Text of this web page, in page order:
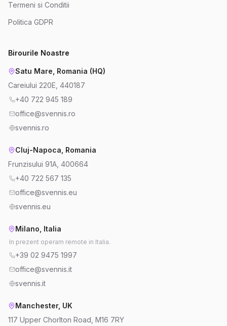
Termeni si Conditii
Politica GDPR
Birourile Noastre
Satu Mare, Romania (HQ)
Careiului 220E, 440187
+40 722 945 189
office@svennis.ro
svennis.ro
Cluj-Napoca, Romania
Frunzisului 91A, 400664
+40 722 567 135
office@svennis.eu
svennis.eu
Milano, Italia
In prezent operam remote in Italia.
+39 02 9475 1997
office@svennis.it
svennis.it
Manchester, UK
117 Upper Chorlton Road, M16 7RY